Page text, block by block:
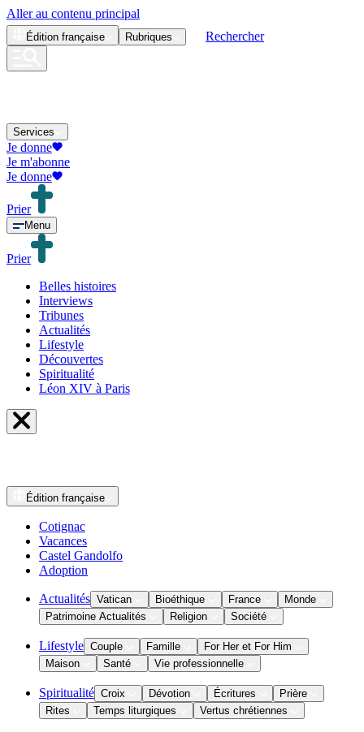
Aller au contenu principal
Édition française Rubriques Rechercher
Services
Je donne
Je m'abonne
Je donne
Prier
Menu
Prier
Belles histoires
Interviews
Tribunes
Actualités
Lifestyle
Découvertes
Spiritualité
Léon XIV à Paris
Édition française
Cotignac
Vacances
Castel Gandolfo
Adoption
Actualités Vatican Bioéthique France
Monde
Patrimoine Actualités
Religion Société
Lifestyle Couple Famille
For Her et For Him
Maison
Santé Vie professionnelle
Spiritualité Croix Dévotion Écritures
Prière
Rites
Temps liturgiques Vertus chrétiennes